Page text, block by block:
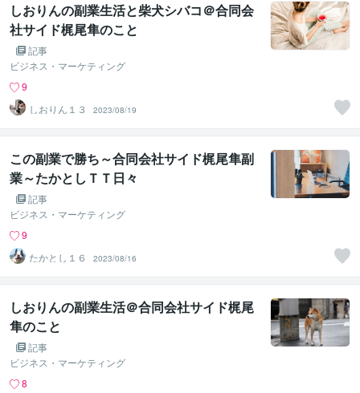
しおりんの副業生活と柴犬シバコ＠合同会
社サイド梶尾隼のこと
記事
ビジネス・マーケティング
9
しおりん１３
2023/08/19
この副業で勝ち～合同会社サイド梶尾隼副
業～たかとしＴＴ日々
記事
ビジネス・マーケティング
9
たかとし１６
2023/08/16
しおりんの副業生活＠合同会社サイド梶尾
隼のこと
記事
ビジネス・マーケティング
8